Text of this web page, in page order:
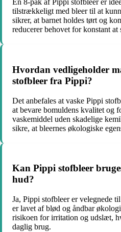
En 8-pak af Pippi stofbleer er
tilstrækkeligt med bleer til at
sikrer, at barnet holdes tørt og
reducerer behovet for konstant at
Hvordan vedligeholder
stofbleer fra Pippi?
Det anbefales at vaske Pippi
at bevare bomuldens kvalitet og
vaskemiddel uden skadelige
sikre, at bleernes økologiske
Kan Pippi stofbleer
hud?
Ja, Pippi stofbleer er velegnede
er lavet af blød og åndbar
risikoen for irritation og udslæt,
daglig brug.